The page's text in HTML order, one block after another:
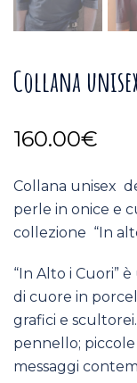
Collana
160.00€
Collana unisex
perle in onice e
collezione “In
“In Alto i Cuori”
di cuore in
grafici e
pennello;
messaggi